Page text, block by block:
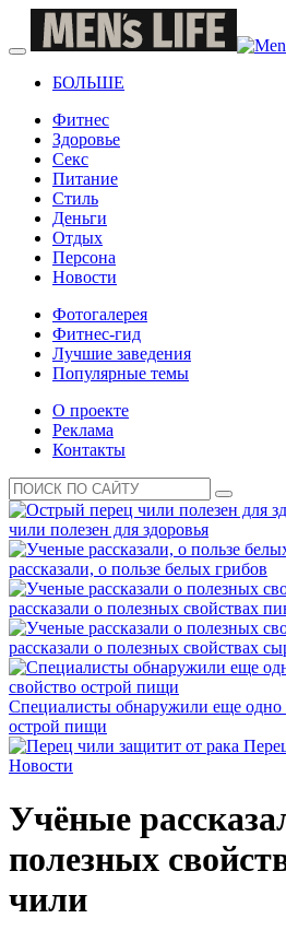
БОЛЬШЕ
Фитнес
Здоровье
Секс
Питание
Стиль
Деньги
Отдых
Персона
Новости
Фотогалерея
Фитнес-гид
Лучшие заведения
Популярные темы
О проекте
Реклама
Контакты
чили полезен для здоровья
рассказали, о пользе белых грибов
рассказали о полезных свойствах
рассказали о полезных свойствах
Специалисты обнаружили еще одно
острой пищи
Новости
Учёные
полезных
чили